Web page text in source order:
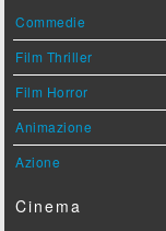
Commedie
Film Thriller
Film Horror
Animazione
Azione
Cinema